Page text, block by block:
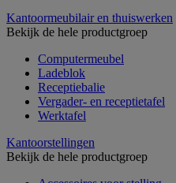
Kantoormeubilair en thuiswerken
Bekijk de hele productgroep
Computermeubel
Ladeblok
Receptiebalie
Vergader- en receptietafel
Werktafel
Kantoorstellingen
Bekijk de hele productgroep